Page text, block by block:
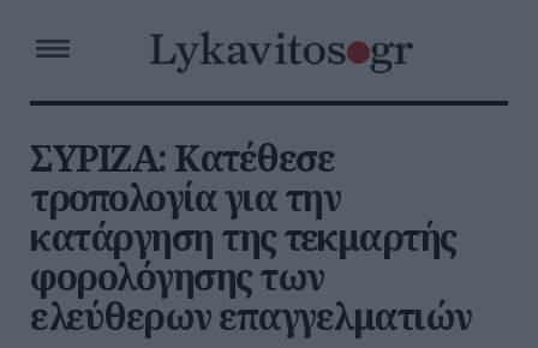
ΣΥΡΙΖΑ: Κατέθεσε
τροπολογία για την
κατάργηση της τεκμαρτής
φορολόγησης των
ελεύθερων επαγγελματιών